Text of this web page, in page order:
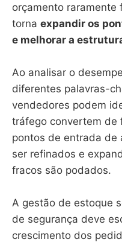
orçamento raramente
torna expandir os
e melhorar a
Ao analisar o
diferentes palavras-
vendedores podem
tráfego convertem de
pontos de entrada de
ser refinados e
fracos são podados.
A gestão de estoque
de segurança deve
crescimento dos